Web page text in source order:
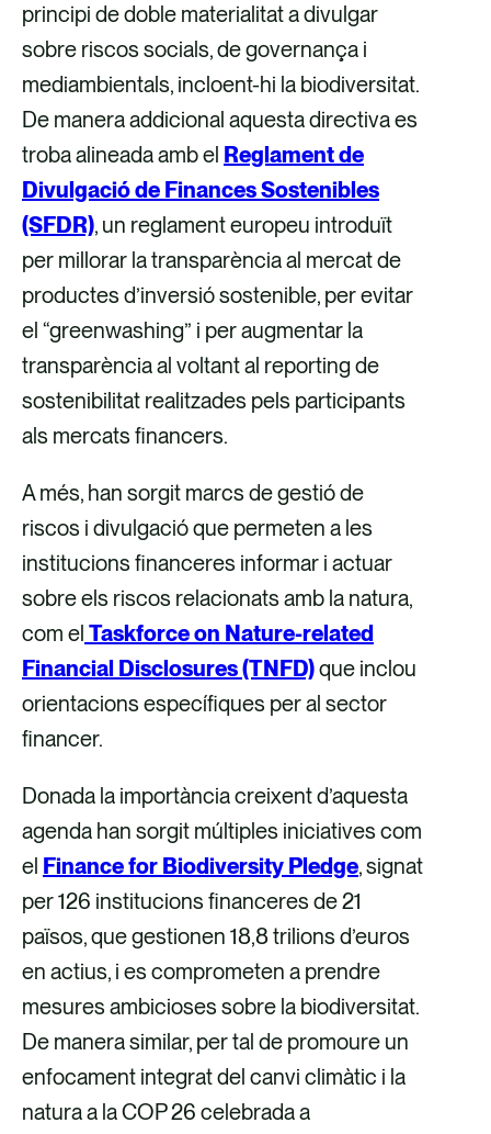
principi de doble materialitat a divulgar
sobre riscos socials, de governança i
mediambientals, incloent-hi la biodiversitat.
De manera addicional aquesta directiva es
troba alineada amb el Reglament de
Divulgació de Finances Sostenibles
(SFDR), un reglament europeu introduït
per millorar la transparència al mercat de
productes d’inversió sostenible, per evitar
el “greenwashing” i per augmentar la
transparència al voltant al reporting de
sostenibilitat realitzades pels participants
als mercats financers.
A més, han sorgit marcs de gestió de
riscos i divulgació que permeten a les
institucions financeres informar i actuar
sobre els riscos relacionats amb la natura,
com el Taskforce on Nature-related
Financial Disclosures (TNFD)que inclou
orientacions específiques per al sector
financer.
Donada la importància creixent d’aquesta
agenda han sorgit múltiples iniciatives com
el Finance for Biodiversity Pledge, signat
per 126 institucions financeres de 21
països, que gestionen 18,8 trilions d’euros
en actius, i es comprometen a prendre
mesures ambicioses sobre la biodiversitat.
De manera similar, per tal de promoure un
enfocament integrat del canvi climàtic i la
natura a la COP 26 celebrada a